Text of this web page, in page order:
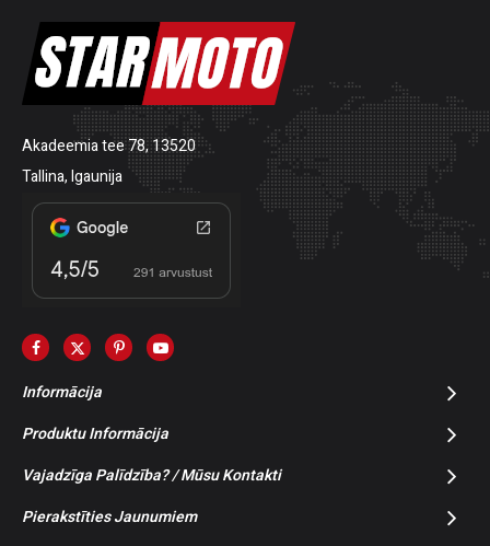
Akadeemia tee 78, 13520
Tallina, Igaunija
Informācija
Produktu Informācija
Vajadzīga Palīdzība? / Mūsu Kontakti
Pierakstīties Jaunumiem